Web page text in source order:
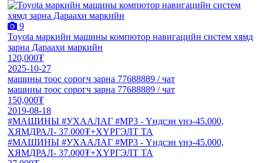
9
Toyota маркийн машины компютор навигацийн систем хямд
зарна Дараахи маркийн
120,000₮
2025-10-27
машины тоос сорогч зарна 77688889 / чат
машины тоос сорогч зарна 77688889 / чат
150,000₮
2019-08-18
#МАШИНЫ #УХААЛАГ #МР3 - Үндсэн үнэ-45.000,
ХЯМДРАЛ- 37.000₮+ХҮРГЭЛТ ТА
#МАШИНЫ #УХААЛАГ #МР3 - Үндсэн үнэ-45.000,
ХЯМДРАЛ- 37.000₮+ХҮРГЭЛТ ТА